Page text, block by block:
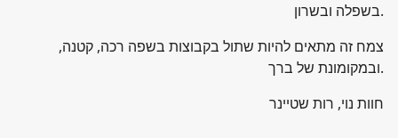
בשפלה ובשרון.
צמח זה מתאים להיות שתול בקבוצות בשפה רכה, קטנה,
ובמקומונת של ברך.
חוות נוי, רות שטיינר